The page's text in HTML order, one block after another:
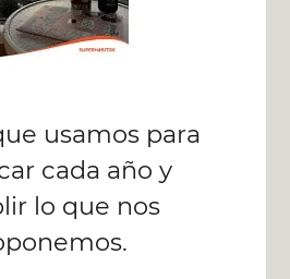
usamos para
cada año y
lo que nos